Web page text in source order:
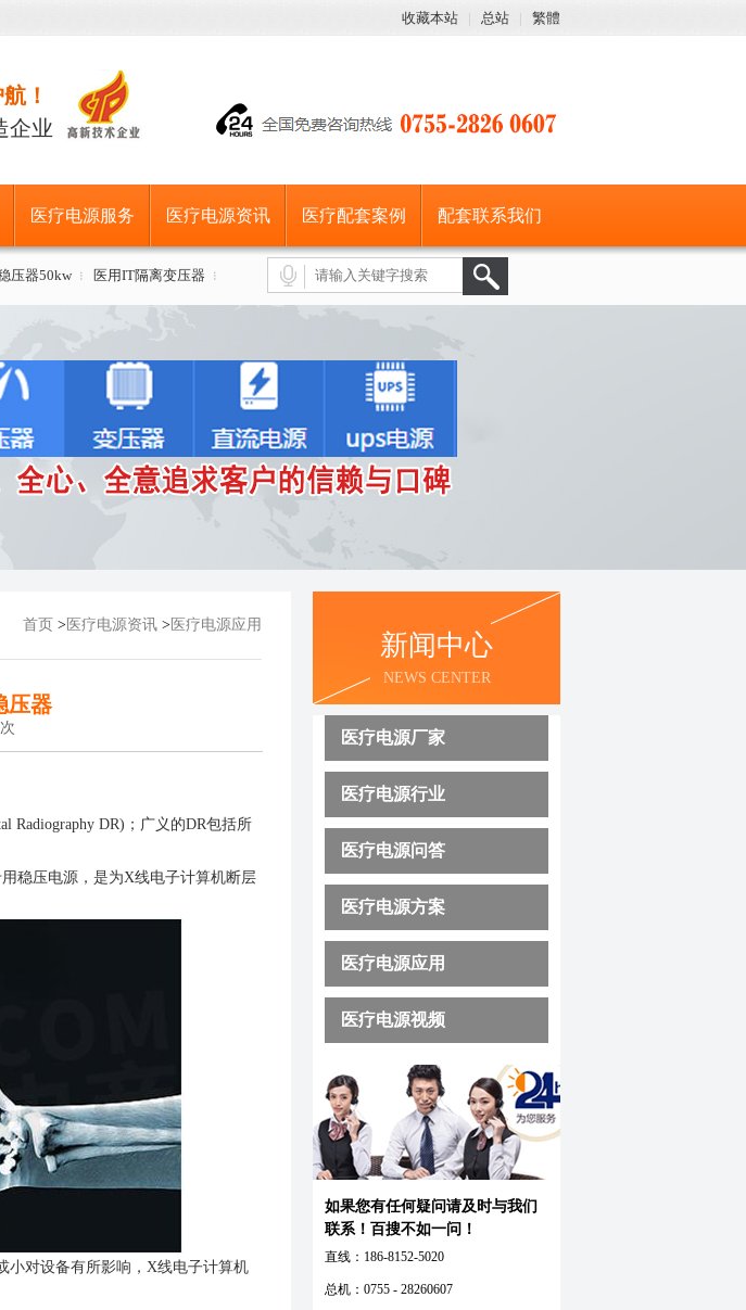
收藏本站 总站 | 繁體
！
企业
医疗电源服务 医疗电源资讯 医疗配套案例 配套联系我们
压器50kw 医用IT隔离变压器
新闻中心
NEWS CENTER
医疗电源厂家
医疗电源行业
医疗电源问答
医疗电源方案
医疗电源应用
医疗电源视频
如果您有任何疑问请及时与我们
联系！百搜不如一问！
直线：186-8152-5020
总机：0755 - 28260607
首页 > 医疗电源资讯 > 医疗电源应用
压器
次
Radiography DR)；广义的DR包括所
用稳压电源，是为X线电子计算机断层
对设备有所影响，X线电子计算机